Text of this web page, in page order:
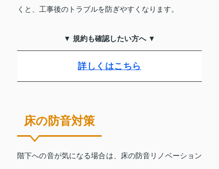
くと、工事後のトラブルを防ぎやすくなります。
▼ 規約も確認したい方へ ▼
詳しくはこちら
床の防音対策
階下への音が気になる場合は、床の防音リノベーション